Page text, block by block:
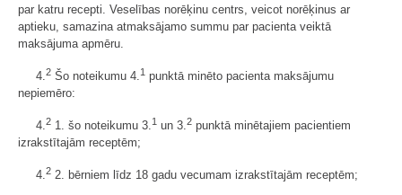
par katru recepti. Veselības norēķinu centrs, veicot norēķinus ar
aptieku, samazina atmaksājamo summu par pacienta veiktā
maksājuma apmēru.
4. 2 Šo noteikumu 4. 1 punktā minēto pacienta maksājumu
nepiemēro:
4.2 1. šo noteikumu 3.1 un 3.2 punktā minētajiem pacientiem
izrakstītajām receptēm;
4.2 2. bērniem līdz 18 gadu vecumam izrakstītajām receptēm;